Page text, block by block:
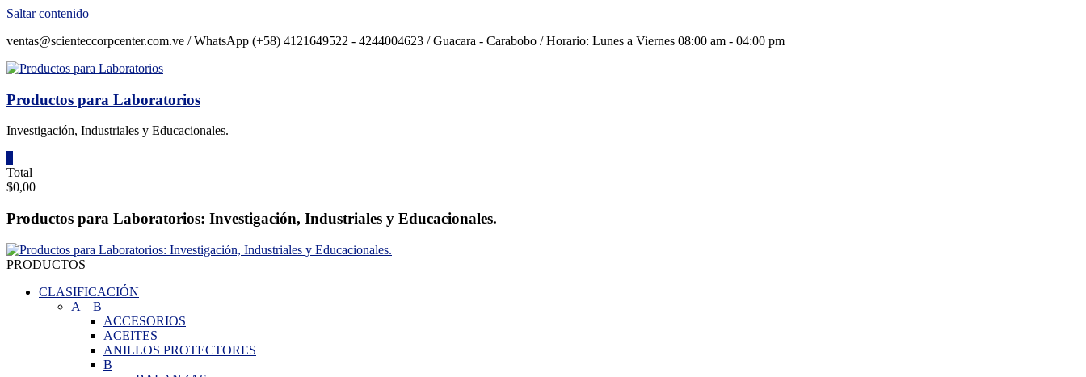
Saltar contenido
ventas@scienteccorpcenter.com.ve / WhatsApp (+58) 4121649522 - 4244004623 / Guacara - Carabobo / Horario: Lunes a Viernes 08:00 am - 04:00 pm
Productos para Laboratorios
Investigación, Industriales y Educacionales.
Total
$0,00
Productos para Laboratorios: Investigación, Industriales y Educacionales.
PRODUCTOS
CLASIFICACIÓN
A – B
ACCESORIOS
ACEITES
ANILLOS PROTECTORES
B